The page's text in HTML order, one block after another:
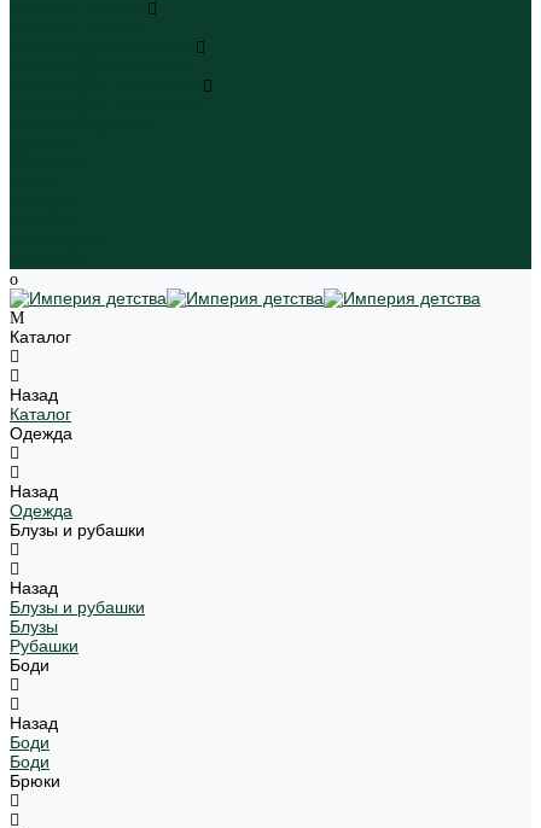
Каталог
Назад
Каталог
Одежда
Назад
Одежда
Блузы и рубашки
Назад
Блузы и рубашки
Блузы
Рубашки
Боди
Назад
Боди
Боди
Брюки